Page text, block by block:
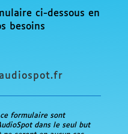
ci-dessous en
besoins
formulaire sont
dans le seul but